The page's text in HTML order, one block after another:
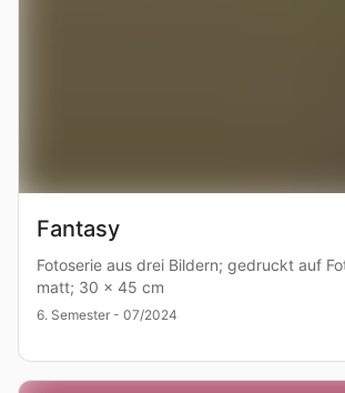
Fantasy
Fotoserie aus drei Bildern; gedruckt auf
matt; 30 x 45 cm
6. Semester - 07/2024